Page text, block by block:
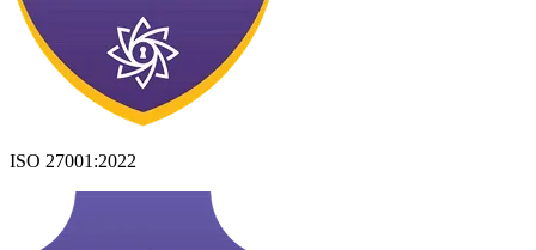
ISO 27001:2022